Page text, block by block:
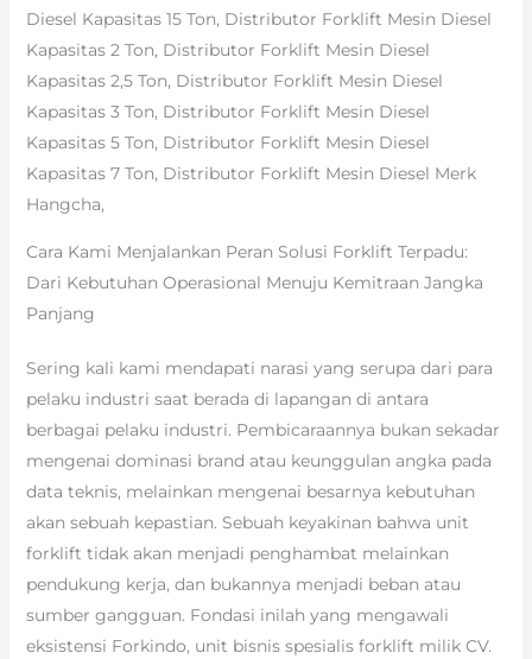
Diesel Kapasitas 15 Ton, Distributor Forklift Mesin Diesel
Kapasitas 2 Ton, Distributor Forklift Mesin Diesel
Kapasitas 2,5 Ton, Distributor Forklift Mesin Diesel
Kapasitas 3 Ton, Distributor Forklift Mesin Diesel
Kapasitas 5 Ton, Distributor Forklift Mesin Diesel
Kapasitas 7 Ton, Distributor Forklift Mesin Diesel Merk
Hangcha,
Cara Kami Menjalankan Peran Solusi Forklift Terpadu:
Dari Kebutuhan Operasional Menuju Kemitraan Jangka
Panjang
Sering kali kami mendapati narasi yang serupa dari para
pelaku industri saat berada di lapangan di antara
berbagai pelaku industri. Pembicaraannya bukan sekadar
mengenai dominasi brand atau keunggulan angka pada
data teknis, melainkan mengenai besarnya kebutuhan
akan sebuah kepastian. Sebuah keyakinan bahwa unit
forklift tidak akan menjadi penghambat melainkan
pendukung kerja, dan bukannya menjadi beban atau
sumber gangguan. Fondasi inilah yang mengawali
eksistensi Forkindo, unit bisnis spesialis forklift milik CV.